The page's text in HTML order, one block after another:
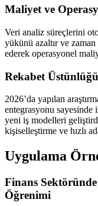
Maliyet ve
Veri analiz süreçlerini
yükünü azaltır ve
ederek operasyonel
Rekabet
2026’da yapılan
entegrasyonu sayesinde
yeni iş modelleri
kişiselleştirme ve hızlı
Uygulama
Finans
Öğrenimi